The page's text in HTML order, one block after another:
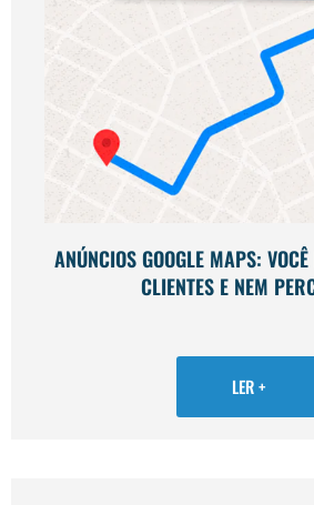
ANÚNCIOS GOOGLE MAPS:
CLIENTES E NEM
LER +